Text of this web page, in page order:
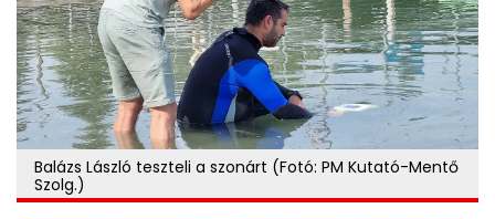
Balázs László teszteli a szonárt (Fotó: PM Kutató-Mentő
Szolg.)